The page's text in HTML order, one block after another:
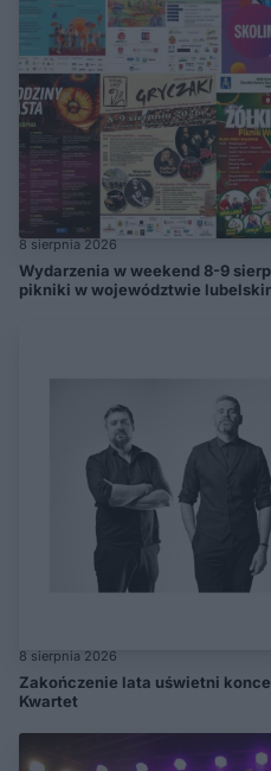
8 sierpnia 2026
Wydarzenia w weekend 8-9
pikniki w województwie
8 sierpnia 2026
Zakończenie lata uświetni
Kwartet